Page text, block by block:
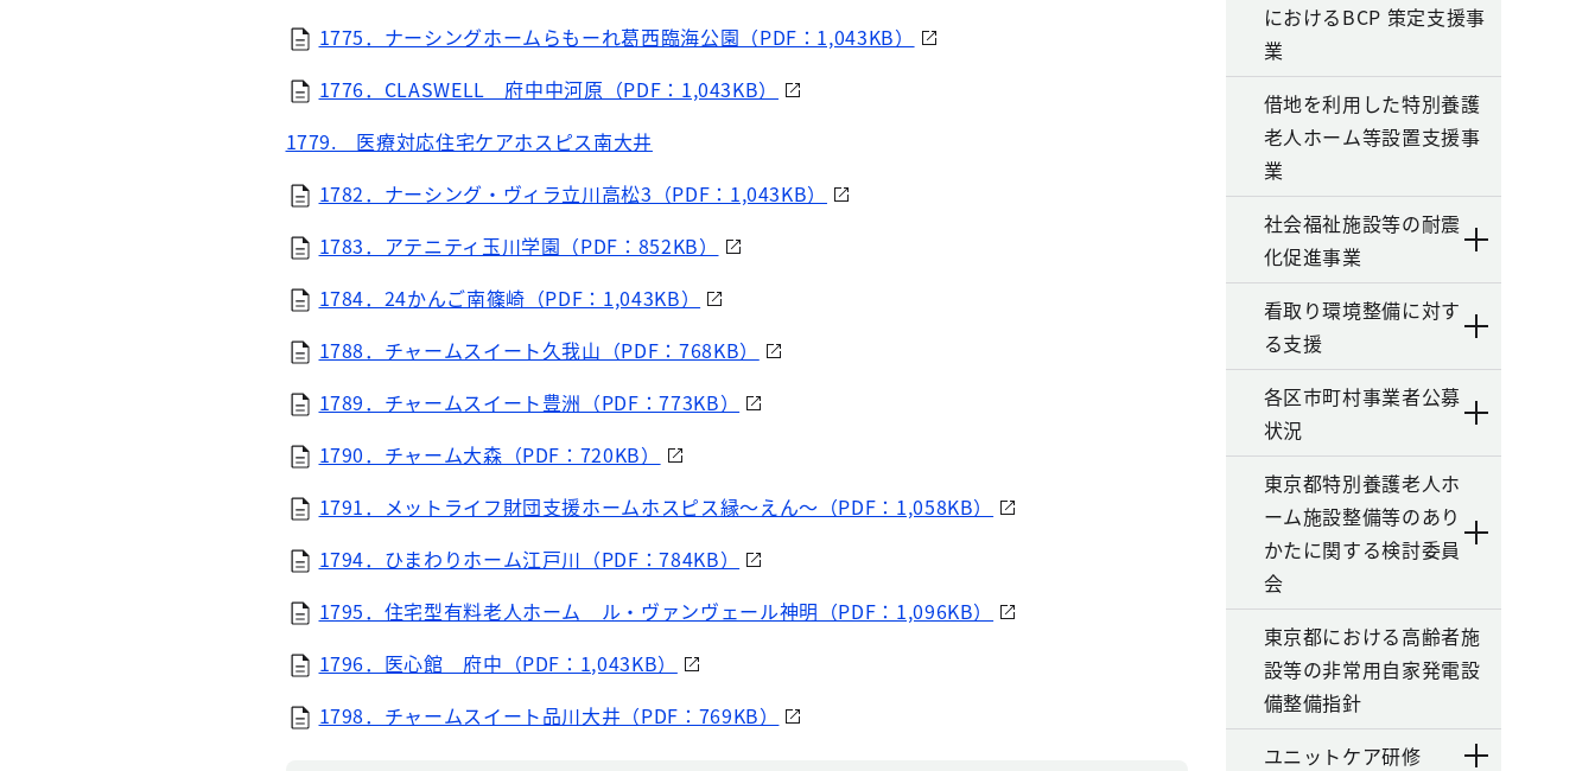
1775．ナーシングホームらもーれ葛西臨海公園（PDF：1,043KB）
1776．CLASWELL 府中中河原（PDF：1,043KB）
1779. 医療対応住宅ケアホスピス南大井
1782．ナーシング・ヴィラ立川高松3（PDF：1,043KB）
1783．アテニティ玉川学園（PDF：852KB）
1784．24かんご南篠崎（PDF：1,043KB）
1788．チャームスイート久我山（PDF：768KB）
1789．チャームスイート豊洲（PDF：773KB）
1790．チャーム大森（PDF：720KB）
1791．メットライフ財団支援ホームホスピス縁～えん～（PDF：1,058KB）
1794．ひまわりホーム江戸川（PDF：784KB）
1795．住宅型有料老人ホーム ル・ヴァンヴェール神明（PDF：1,096KB）
1796．医心館 府中（PDF：1,043KB）
1798．チャームスイート品川大井（PDF：769KB）
におけるBCP 策定支援事
業
借地を利用した特別養護
老人ホーム等設置支援事
業
社会福祉施設等の耐震
化促進事業
看取り環境整備に対す
る支援
各区市町村事業者公募
状況
東京都特別養護老人ホ
ーム施設整備等のあり
かたに関する検討委員
会
東京都における高齢者施
設等の非常用自家発電設
備整備指針
ユニットケア研修